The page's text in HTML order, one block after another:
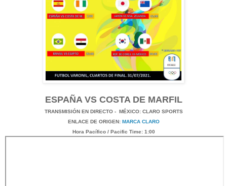
ESPAÑA VS COSTA DE MARFIL
TRANSMISIÓN EN DIRECTO - MÉXICO: CLARO SPORTS
ENLACE DE ORIGEN: MARCA CLARO
Hora Pacífico / Pacific Time: 1:00